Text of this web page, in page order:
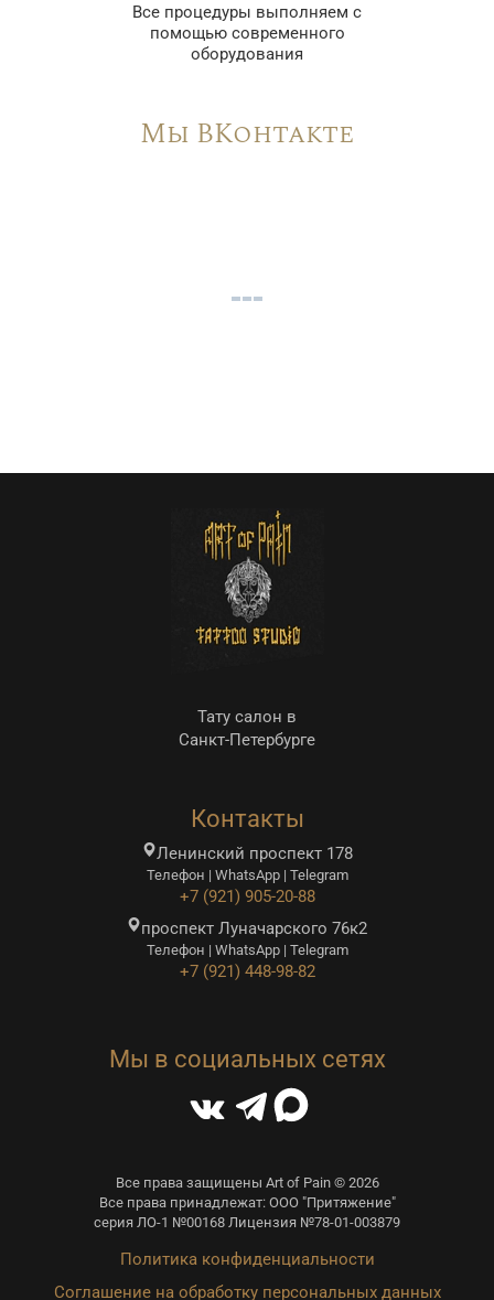
Все процедуры выполняем с
помощью современного
оборудования
Мы ВКонтакте
Тату салон в
Санкт-Петербурге
Контакты
Ленинский проспект 178
Телефон | WhatsApp | Telegram
+7 (921) 905-20-88
проспект Луначарского 76к2
Телефон | WhatsApp | Telegram
+7 (921) 448-98-82
Мы в социальных сетях
Все права защищены Art of Pain © 2026
Все права принадлежат: ООО "Притяжение"
серия ЛО-1 №00168 Лицензия №78-01-003879
Политика конфиденциальности
Соглашение на обработку персональных данных